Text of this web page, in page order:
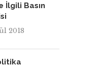
İlgili Basın
2018